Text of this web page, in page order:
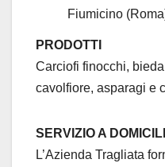
Fiumicino
PRODOTTI
Carciofi finocchi,
cavolfiore, asparagi e
SERVIZIO A
L’Azienda Tragliata